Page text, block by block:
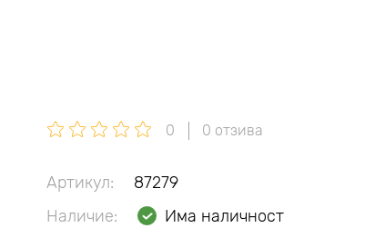
0 0 отзива
Артикул:
87279
Наличие:
Има наличност